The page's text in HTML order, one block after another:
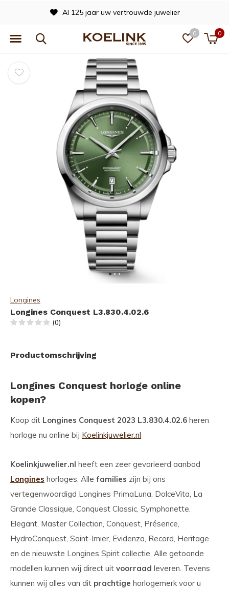
0 0
Al 125 jaar uw vertrouwde juwelier
Longines
Longines Conquest L3.830.4.02.6
(0)
Productomschrijving
Longines Conquest horloge online
kopen?
Koop dit Longines Conquest 2023 L3.830.4.02.6 heren
horloge nu online bij Koelinkjuwelier.nl
Koelinkjuwelier.nl heeft een zeer gevarieerd aanbod
Longines horloges. Alle families zijn bij ons
vertegenwoordigd Longines PrimaLuna, DolceVita, La
Grande Classique, Conquest Classic, Symphonette,
Elegant, Master Collection, Conquest, Présence,
HydroConquest, Saint-Imier, Evidenza, Record, Heritage
en de nieuwste Longines Spirit collectie. Alle getoonde
modellen kunnen wij direct uit voorraad leveren. Tevens
kunnen wij alles van dit prachtige horlogemerk voor u